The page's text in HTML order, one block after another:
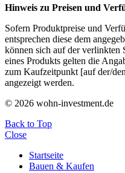
Hinweis zu Preisen und
Sofern Produktpreise und
entsprechen diese dem
können sich auf der verlinkten
eines Produkts gelten die
zum Kaufzeitpunkt [auf der/
angezeigt werden.
© 2026 wohn-investment.de
Back to Top
Close
Startseite
Bauen & Kaufen